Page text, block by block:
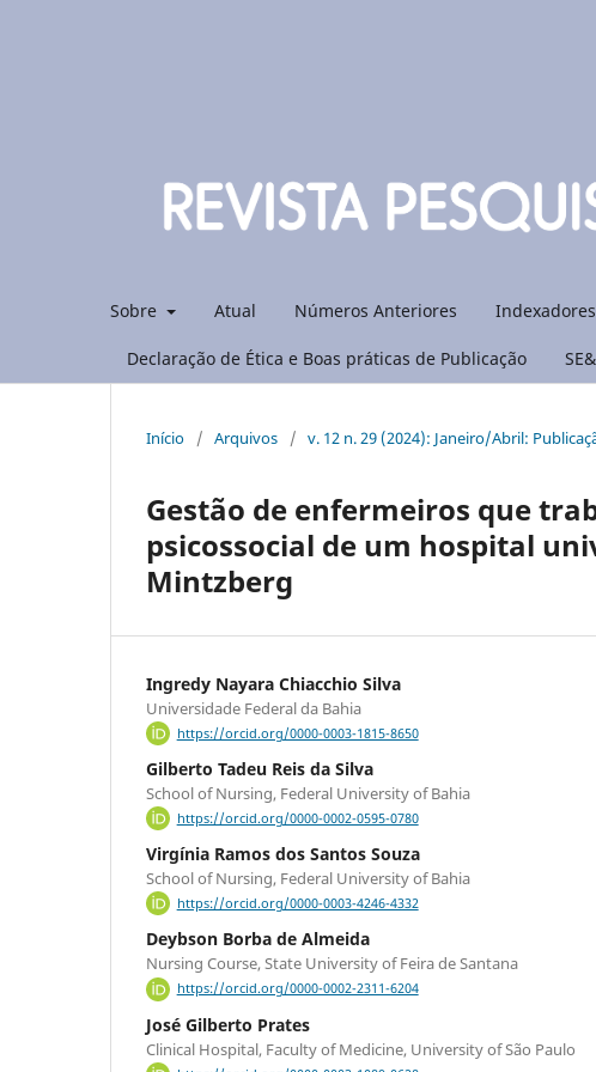
Sobre Atual Números Anteriores
Declaração de Ética e Boas práticas de Publicação
Início / Arquivos / v. 12 n. 29 (2024): Janeiro/Abril:
Gestão de enfermeiros que
psicossocial de um hospital
Mintzberg
Ingredy Nayara Chiacchio Silva
Universidade Federal da Bahia
https://orcid.org/0000-0003-1815-8650
Gilberto Tadeu Reis da Silva
School of Nursing, Federal University of Bahia
https://orcid.org/0000-0002-0595-0780
Virgínia Ramos dos Santos Souza
School of Nursing, Federal University of Bahia
https://orcid.org/0000-0003-4246-4332
Deybson Borba de Almeida
Nursing Course, State University of Feira de Santana
https://orcid.org/0000-0002-2311-6204
José Gilberto Prates
Clinical Hospital, Faculty of Medicine, University of São Paulo